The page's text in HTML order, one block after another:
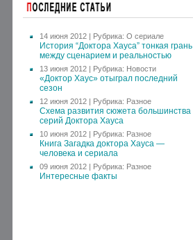
14 июня 2012 | Рубрика: О сериале
История “Доктора Хауса” тонкая грань
между сценарием и реальностью
13 июня 2012 | Рубрика: Новости
«Доктор Хаус» отыграл последний
сезон
12 июня 2012 | Рубрика: Разное
Схема развития сюжета большинства
серий Доктора Хауса
10 июня 2012 | Рубрика: Разное
Книга Загадка доктора Хауса —
человека и сериала
09 июня 2012 | Рубрика: Разное
Интересные факты